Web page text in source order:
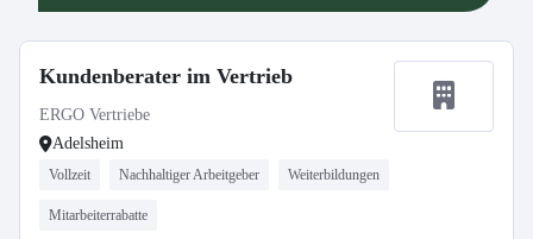
Kundenberater im Vertrieb
ERGO Vertriebe
Adelsheim
Vollzeit Nachhaltiger Arbeitgeber Weiterbildungen
Mitarbeiterrabatte